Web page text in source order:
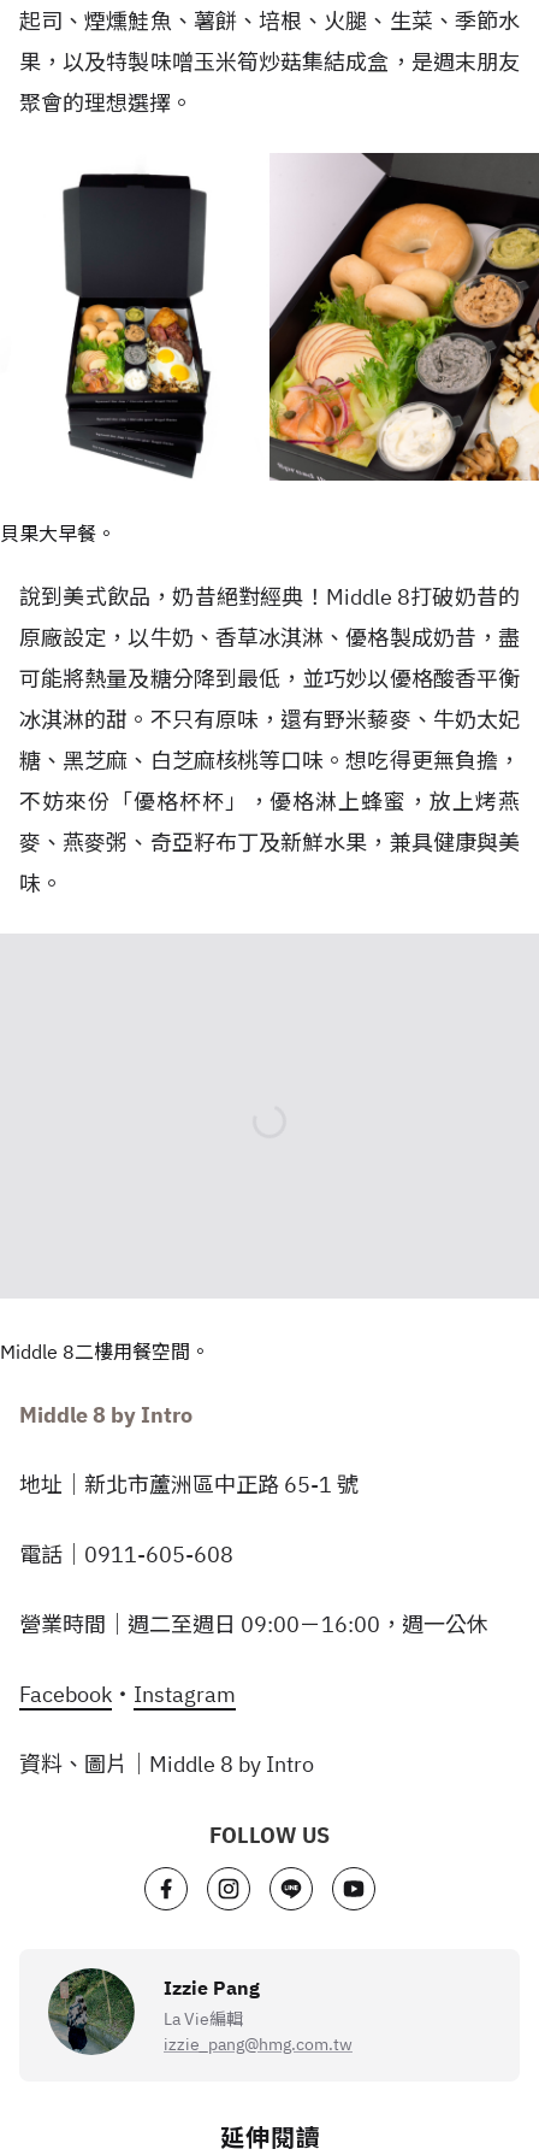
起司、煙燻鮭魚、薯餅、培根、火腿、生菜、季節水
果，以及特製味噌玉米筍炒菇集結成盒，是週末朋友
聚會的理想選擇。
貝果大早餐。
說到美式飲品，奶昔絕對經典！Middle 8打破奶昔的
原廠設定，以牛奶、香草冰淇淋、優格製成奶昔，盡
可能將熱量及糖分降到最低，並巧妙以優格酸香平衡
冰淇淋的甜。不只有原味，還有野米藜麥、牛奶太妃
糖、黑芝麻、白芝麻核桃等口味。想吃得更無負擔，
不妨來份「優格杯杯」，優格淋上蜂蜜，放上烤燕
麥、燕麥粥、奇亞籽布丁及新鮮水果，兼具健康與美
味。
Middle 8二樓用餐空間。
Middle 8 by Intro
地址｜新北市蘆洲區中正路 65-1 號
電話｜0911-605-608
營業時間｜週二至週日 09:00－16:00，週一公休
Facebook ・ Instagram
資料、圖片｜Middle 8 by Intro
FOLLOW US
Izzie Pang
La Vie編輯
izzie_pang@hmg.com.tw
延伸閱讀